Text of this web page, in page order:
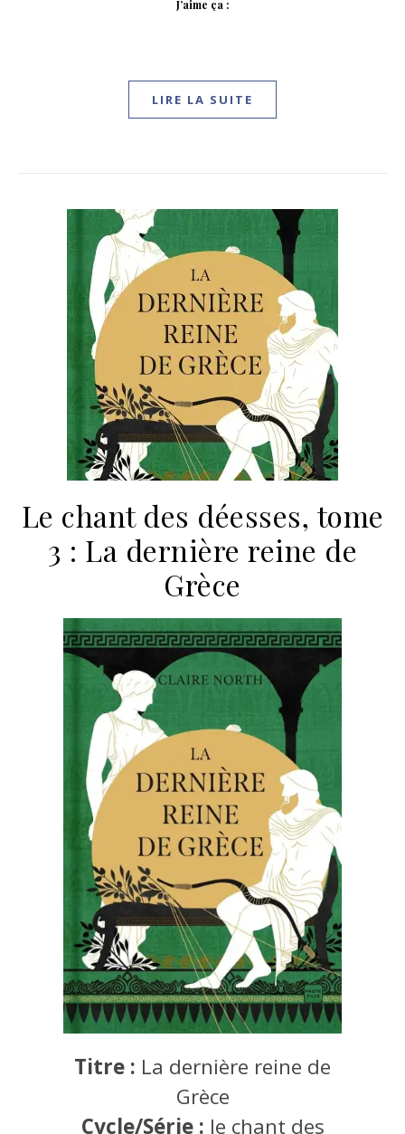
J’aime ça :
LIRE LA SUITE
Le chant des déesses, tome
3 : La dernière reine de
Grèce
Titre : La dernière reine de
Grèce
Cycle/Série : le chant des